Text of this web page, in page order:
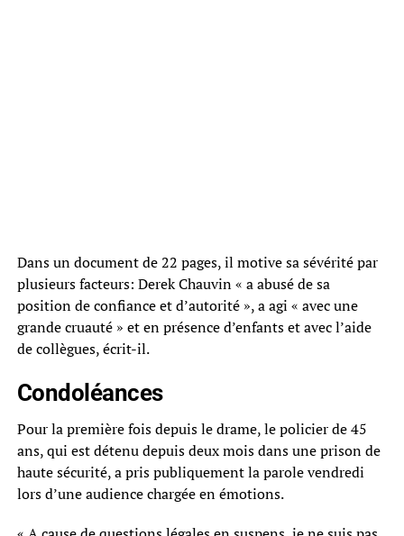
Dans un document de 22 pages, il motive sa sévérité par
plusieurs facteurs: Derek Chauvin « a abusé de sa
position de confiance et d’autorité », a agi « avec une
grande cruauté » et en présence d’enfants et avec l’aide
de collègues, écrit-il.
Condoléances
Pour la première fois depuis le drame, le policier de 45
ans, qui est détenu depuis deux mois dans une prison de
haute sécurité, a pris publiquement la parole vendredi
lors d’une audience chargée en émotions.